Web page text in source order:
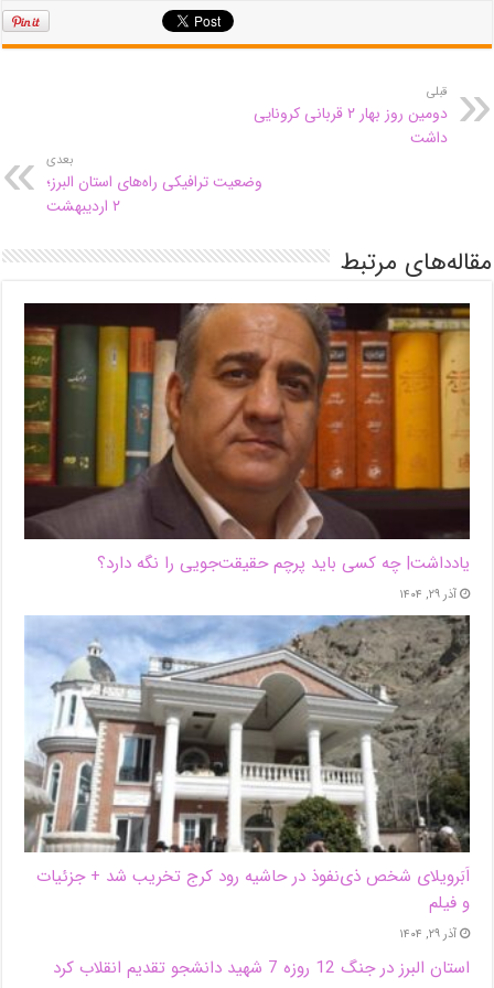
قبلی
دومین روز بهار ۲ قربانی کرونایی
داشت
بعدی
وضعیت ترافیکی راه‌های استان البرز؛
۲ اردیبهشت
مقاله‌های مرتبط
یادداشت| ‌چه کسی باید پرچم حقیقت‌جویی را نگه دارد؟
آذر ۲۹, ۱۴۰۴
اَبَر‌ویلای شخص ذی‌نفوذ در حاشیه‌ رود کرج تخریب شد + جزئیات
و فیلم
آذر ۲۹, ۱۴۰۴
استان البرز در جنگ 12 روزه 7 شهید دانشجو تقدیم انقلاب کرد